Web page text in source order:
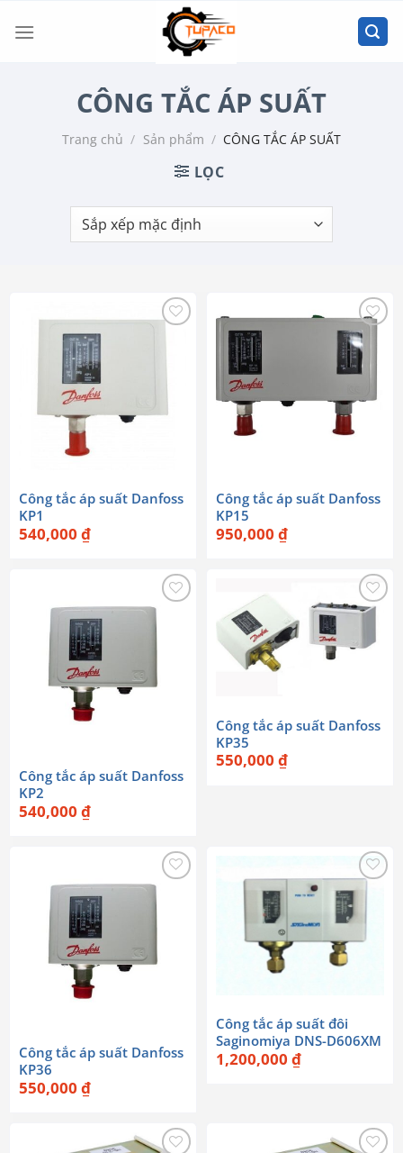
đến
CÔNG TẮC ÁP SUẤT
Trang chủ / Sản phẩm / CÔNG TẮC ÁP SUẤT
LỌC
Công tắc áp suất Danfoss
KP1
540,000 ₫
Công tắc áp suất Danfoss
KP15
950,000 ₫
Công tắc áp suất Danfoss
KP2
540,000 ₫
Công tắc áp suất Danfoss
KP35
550,000 ₫
Công tắc áp suất Danfoss
KP36
550,000 ₫
Công tắc áp suất đôi
Saginomiya DNS-D606XM
1,200,000 ₫